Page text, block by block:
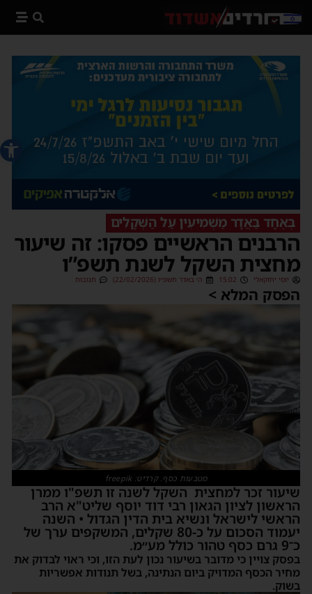
פתח
בְּאֶחָד בַּאֲדָר מַשְׁמִיעִין עַל הַשְּׁקָלִים
הרבנים הראשיים פסקו: זה שיעור
מחצית השקל לשנת תשפ”ו
יוסי יחזקאלי 15:02 ה׳ באדר תשפ״ו (22/02/2026) תגובות
הפסק המלא >
מטבעות כסף. קרדיט: freepik
שיעור זכר למחצית השקל לשנה זו תשפ"ו ממרן
הראשון לציון הגאון רבי דוד יוסף שליט"א הרב
הראשי לישראל ונשיא בית הדין הגדול • השנה
יעמוד הסכום על כ-80 שקלים, המשקפים ערך של
כ־9 גרם כסף טהור כולל מע״מ.
בפסק צויין כי מדובר בשיעור נכון לעת הזו, וכי ראוי לבדוק את
מחיר הכסף המדויק ביום הנתינה, בשל תנודות אפשריות
בשוק.